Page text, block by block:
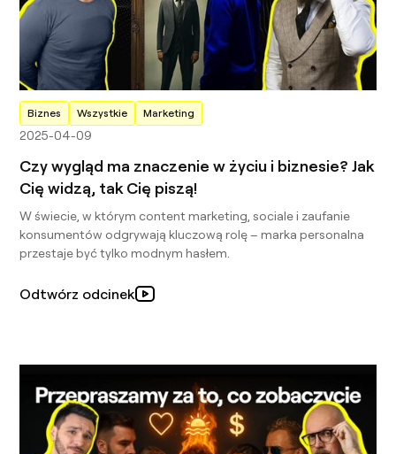
Biznes Wszystkie Marketing
2025-04-09
Czy wygląd ma znaczenie w życiu i biznesie? Jak
Cię widzą, tak Cię piszą!
W świecie, w którym content marketing, sociale i zaufanie
konsumentów odgrywają kluczową rolę – marka personalna
przestaje być tylko modnym hasłem.
Odtwórz odcinek